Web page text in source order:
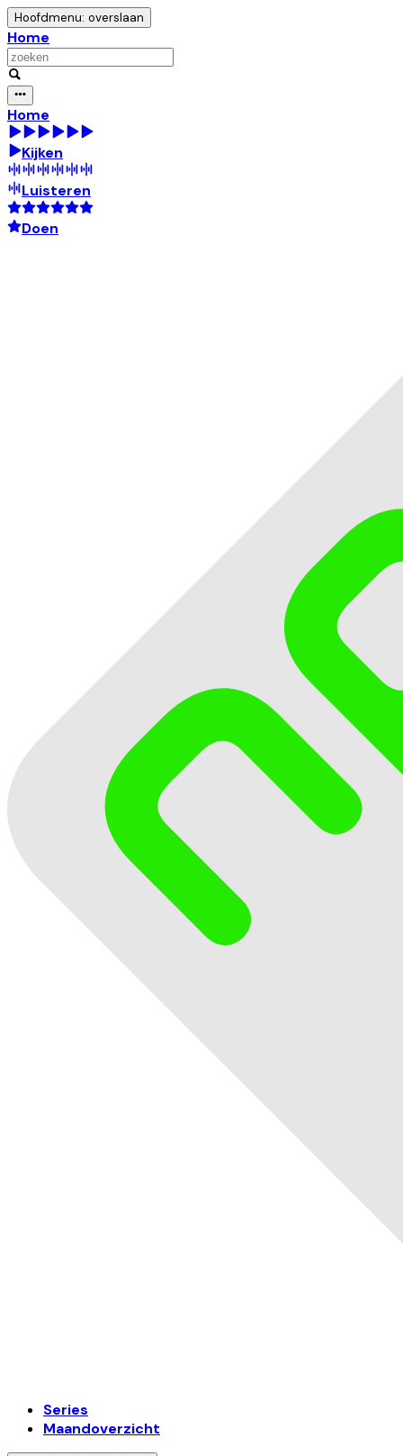
Hoofdmenu: overslaan
Home
Home
Kijken
Luisteren
Doen
Series
Maandoverzicht